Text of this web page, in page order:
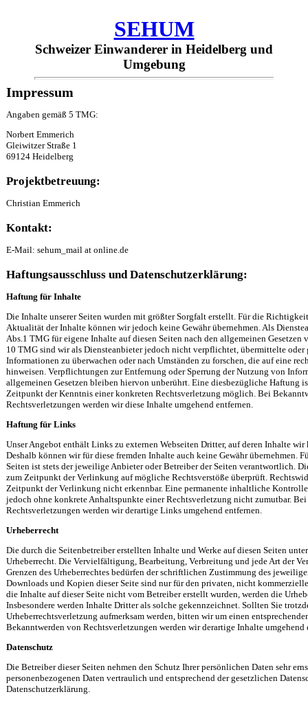
SEHUM
Schweizer Einwanderer in Heidelberg und
Umgebung
Impressum
Angaben gemäß 5 TMG:
Norbert Emmerich
Gleiwitzer Straße 1
69124 Heidelberg
Projektbetreuung:
Christian Emmerich
Kontakt:
E-Mail: sehum_mail at online.de
Haftungsausschluss und Datenschutzerklärung:
Haftung für Inhalte
Die Inhalte unserer Seiten wurden mit größter Sorgfalt erstellt. Für die
Aktualität der Inhalte können wir jedoch keine Gewähr übernehmen. Als
Abs.1 TMG für eigene Inhalte auf diesen Seiten nach den allgemeinen Gesetzen
10 TMG sind wir als Diensteanbieter jedoch nicht verpflichtet, übermittelte oder
Informationen zu überwachen oder nach Umständen zu forschen, die auf eine
hinweisen. Verpflichtungen zur Entfernung oder Sperrung der Nutzung von
allgemeinen Gesetzen bleiben hiervon unberührt. Eine diesbezügliche Haftung
Zeitpunkt der Kenntnis einer konkreten Rechtsverletzung möglich. Bei
Rechtsverletzungen werden wir diese Inhalte umgehend entfernen.
Haftung für Links
Unser Angebot enthält Links zu externen Webseiten Dritter, auf deren Inhalte
Deshalb können wir für diese fremden Inhalte auch keine Gewähr übernehmen.
Seiten ist stets der jeweilige Anbieter oder Betreiber der Seiten verantwortlich.
zum Zeitpunkt der Verlinkung auf mögliche Rechtsverstöße überprüft.
Zeitpunkt der Verlinkung nicht erkennbar. Eine permanente inhaltliche
jedoch ohne konkrete Anhaltspunkte einer Rechtsverletzung nicht zumutbar.
Rechtsverletzungen werden wir derartige Links umgehend entfernen.
Urheberrecht
Die durch die Seitenbetreiber erstellten Inhalte und Werke auf diesen Seiten
Urheberrecht. Die Vervielfältigung, Bearbeitung, Verbreitung und jede Art der
Grenzen des Urheberrechtes bedürfen der schriftlichen Zustimmung des
Downloads und Kopien dieser Seite sind nur für den privaten, nicht
die Inhalte auf dieser Seite nicht vom Betreiber erstellt wurden, werden die
Insbesondere werden Inhalte Dritter als solche gekennzeichnet. Sollten Sie
Urheberrechtsverletzung aufmerksam werden, bitten wir um einen
Bekanntwerden von Rechtsverletzungen werden wir derartige Inhalte umgehend
Datenschutz
Die Betreiber dieser Seiten nehmen den Schutz Ihrer persönlichen Daten sehr
personenbezogenen Daten vertraulich und entsprechend der gesetzlichen
Datenschutzerklärung.